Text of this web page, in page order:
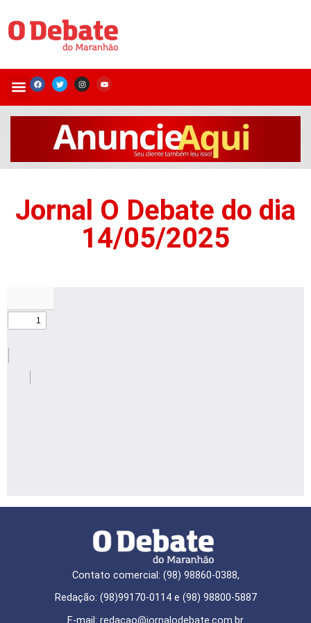
Jornal O Debate do dia
14/05/2025
Contato comercial: (98) 98860-0388,
Redação: (98)99170-0114 e (98) 98800-5887
E-mail: redaçao@jornalodebate.com.br